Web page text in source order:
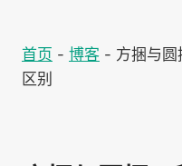
首页 - 博客 - 方捆与
区别